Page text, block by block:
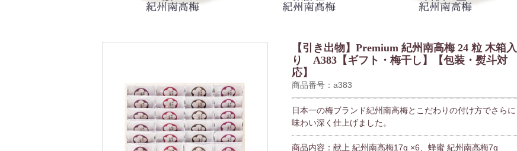
【引き出物】Premium 紀州南高梅 24 粒 木箱入
り A383【ギフト・梅干し】【包装・熨斗対
応】
商品番号：a383
日本一の梅ブランド紀州南高梅とこだわりの付け方でさらに
味わい深く仕上げました。
商品内容：献上 紀州南高梅17g ×6、蜂蜜 紀州南高梅7g